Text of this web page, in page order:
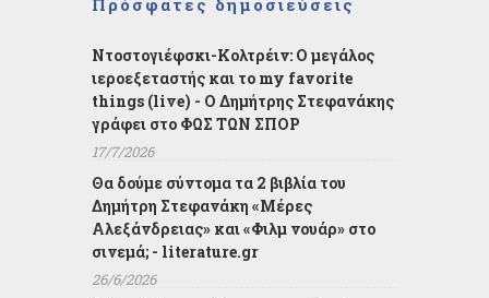
Ντοστογιέφσκι-Κολτρέιν: Ο μεγάλος
ιεροεξεταστής και το my favorite
things (live) - Ο Δημήτρης Στεφανάκης
γράφει στο ΦΩΣ ΤΩΝ ΣΠΟΡ
17/7/2026
Θα δούμε σύντομα τα 2 βιβλία του
Δημήτρη Στεφανάκη «Μέρες
Αλεξάνδρειας» και «Φιλμ νουάρ» στο
σινεμά; - literature.gr
26/6/2026